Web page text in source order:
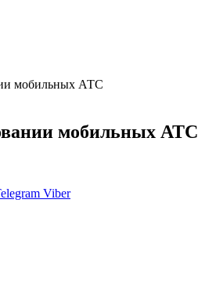
мобильных АТС
мобильных АТС
Viber